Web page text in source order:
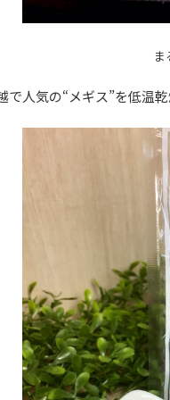
ま
で人気の“メギス”を低